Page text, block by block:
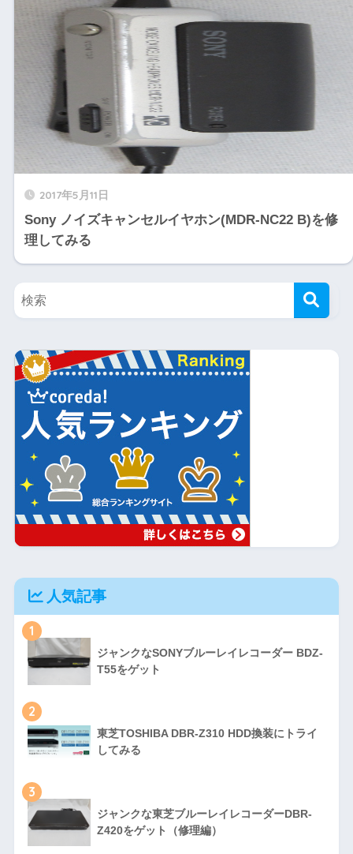
2017年5月11日
Sony ノイズキャンセルイヤホン(MDR-NC22 B)を修
理してみる
人気記事
1
ジャンクなSONYブルーレイレコーダー BDZ-
T55をゲット
2
東芝TOSHIBA DBR-Z310 HDD換装にトライ
してみる
3
ジャンクな東芝ブルーレイレコーダーDBR-
Z420をゲット（修理編）